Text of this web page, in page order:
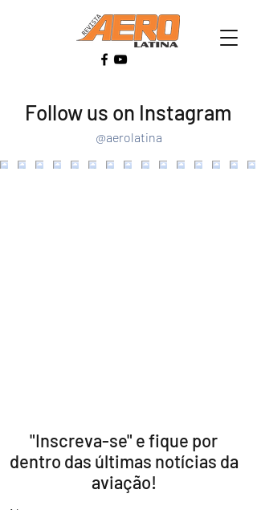
Follow us on Instagram
@aerolatina
"Inscreva-se" e fique por
dentro das últimas notícias da
aviação!